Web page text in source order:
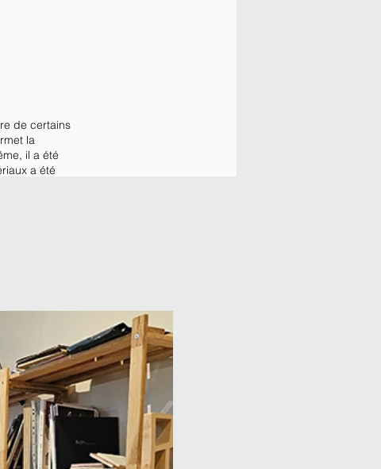
de certains
la
il a été
a été